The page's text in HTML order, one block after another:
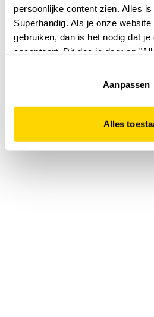
persoonlijke content zien. Alles
Superhandig. Als je onze
gebruiken, dan is het nodig dat je
accepteert. Dit doe je door op
website niet optimaal functioneert.
Aanpassen
Alles